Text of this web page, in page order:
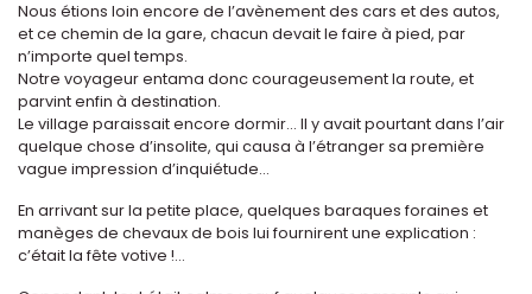
Nous étions loin encore de l’avènement des cars et des autos,
et ce chemin de la gare, chacun devait le faire à pied, par
n’importe quel temps.
Notre voyageur entama donc courageusement la route, et
parvint enfin à destination.
Le village paraissait encore dormir... Il y avait pourtant dans l’air
quelque chose d’insolite, qui causa à l’étranger sa première
vague impression d’inquiétude...
En arrivant sur la petite place, quelques baraques foraines et
manèges de chevaux de bois lui fournirent une explication :
c’était la fête votive !...